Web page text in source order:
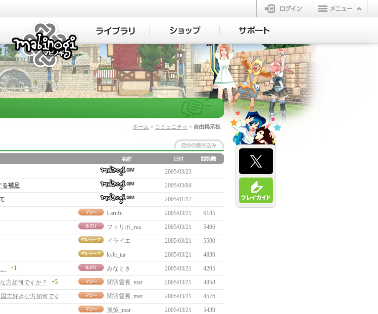
ログイン
マビノギ
ホーム > コミュニティ > 自由掲示板
2005/03/23
る補足
2005/03/04
2005/01/17
Larufu 2005/03/21
6185
フィリポ_rua 2005/03/21
5496
イライエ 2005/03/21
5590
kyle_tar 2005/03/21
4830
+1 みなとき 2005/03/21
4295
方如何ですか？
+5 関羽雲長_mar 2005/03/21
4858
[返事]ギルドメンバー募集 三国志好きな方如何ですか？
関羽雲長_mar 2005/03/21
4576
孫策_mar 2005/03/21
5439